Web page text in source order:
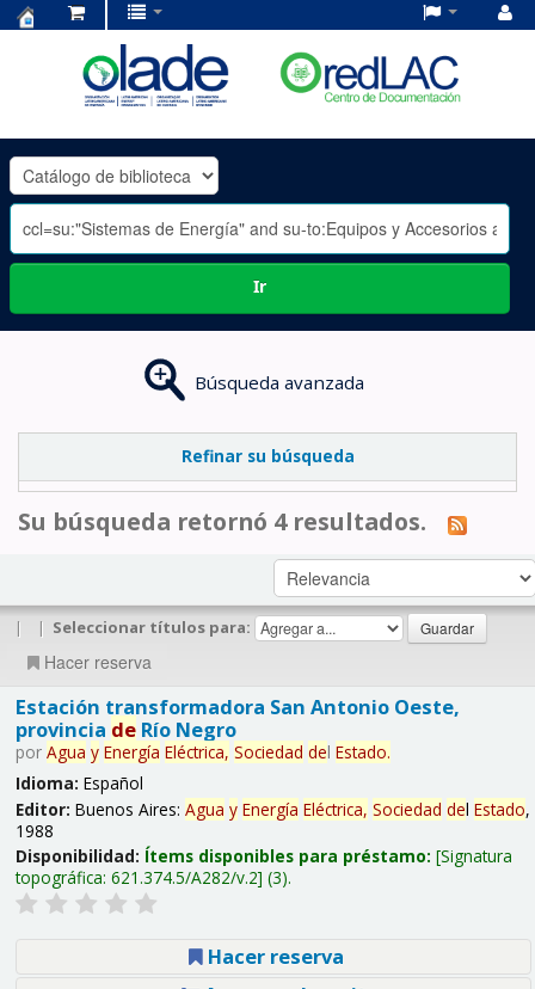
OLADE
-
Ir
Búsqueda avanzada
Refinar su búsqueda
Su búsqueda retornó 4 resultados.
| | Seleccionar títulos para:
Hacer reserva
Estación transformadora San Antonio Oeste,
provincia deRío Negro
por Agua y Energía Eléctrica, Sociedad del Estado.
Idioma: Español
Editor: Buenos Aires: Agua y Energía Eléctrica, Sociedad del Estado,
1988
Disponibilidad: Ítems disponibles para préstamo: Signatura
topográfica: 621.374.5/A282/v.2 (3).
Hacer reserva